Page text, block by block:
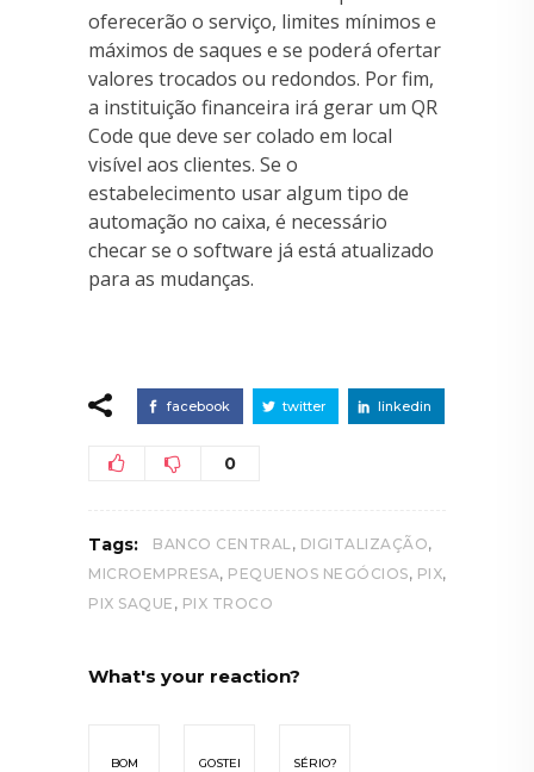
oferecerão o serviço, limites mínimos e
máximos de saques e se poderá ofertar
valores trocados ou redondos. Por fim,
a instituição financeira irá gerar um QR
Code que deve ser colado em local
visível aos clientes. Se o
estabelecimento usar algum tipo de
automação no caixa, é necessário
checar se o software já está atualizado
para as mudanças.
facebook twitter linkedin
0
Tags: BANCO CENTRAL, DIGITALIZAÇÃO,
MICROEMPRESA, PEQUENOS NEGÓCIOS, PIX,
PIX SAQUE , PIX TROCO
What's your reaction?
BOM
GOSTEI
SÉRIO?